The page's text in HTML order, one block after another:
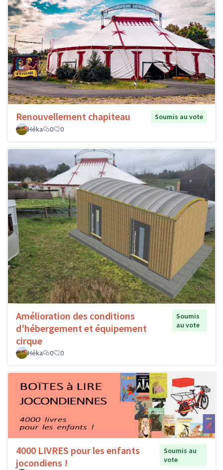
Renouvellement chapiteau
Soumis au vote
Héka
0 0
Amélioration des conditions
d'hébergement et équipement
cirque
Soumis
au vote
Héka 0 0
4000 LIVRES pour les enfants
jocondiens !
Soumis au
vote